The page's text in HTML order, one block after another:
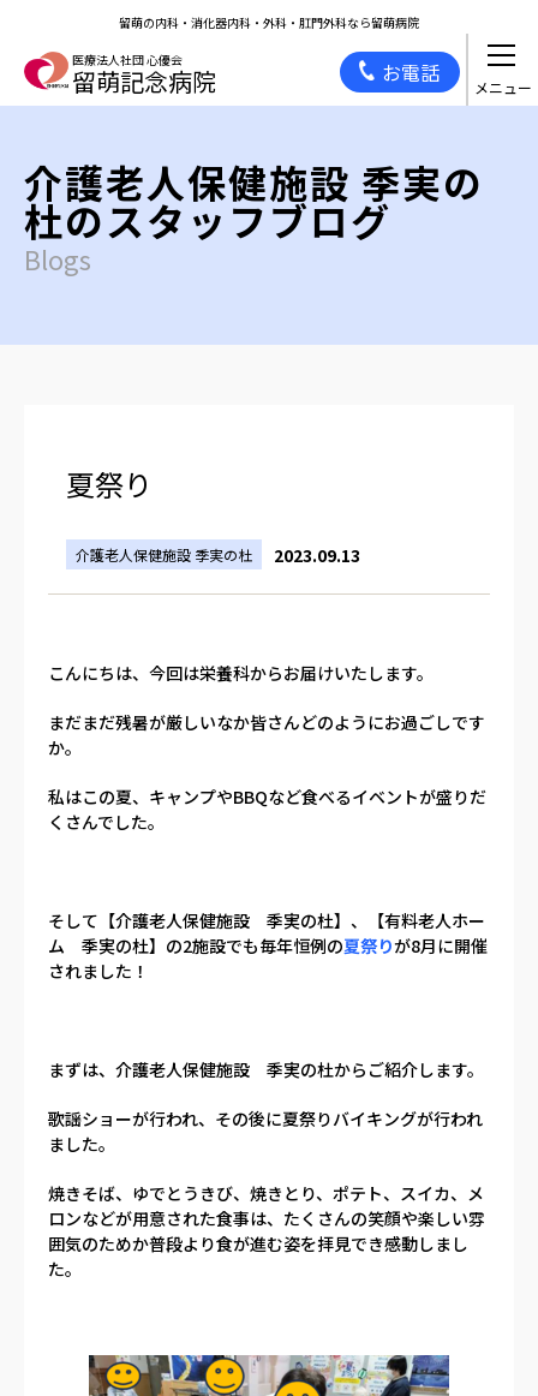
留萌の内科・消化器内科・外科・肛門外科なら留萌病院
医療法人社団 心優会
留萌記念病院 お電話
介護老人保健施設 季実の
杜のスタッフブログ
Blogs
夏祭り
介護老人保健施設 季実の杜 2023.09.13
こんにちは、今回は栄養科からお届けいたします。
まだまだ残暑が厳しいなか皆さんどのようにお過ごしです
か。
私はこの夏、キャンプやBBQなど食べるイベントが盛りだ
くさんでした。
そして【介護老人保健施設 季実の杜】、【有料老人ホー
ム 季実の杜】の2施設でも毎年恒例の夏祭りが8月に開催
されました！
まずは、介護老人保健施設 季実の杜からご紹介します。
歌謡ショーが行われ、その後に夏祭りバイキングが行われ
ました。
焼きそば、ゆでとうきび、焼きとり、ポテト、スイカ、メ
ロンなどが用意された食事は、たくさんの笑顔や楽しい雰
囲気のためか普段より食が進む姿を拝見でき感動しまし
た。